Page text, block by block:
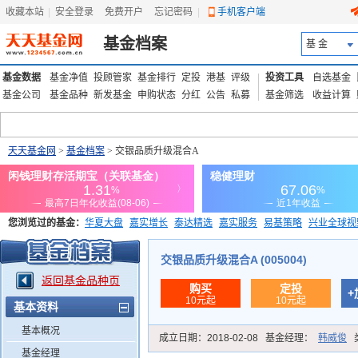
收藏本站 安全登录 免费开户 忘记密码 手机客户端
基金档案 基 金
基金数据 基金净值 投顾管家 基金排行 定投 港基 评级
基金公司
基金品种 新发基金 申购状态 分红 公告 私募
投资工具 自选基金
基金筛选
收益计算
天天基金网 > 基金档案 > 交银品质升级混合A
您浏览过的基金： 华夏大盘 嘉实增长 泰达精选 嘉实服务 易基策略 兴业全球
添富优势 华安宏利 上证180价值ETF
返回基金品种页
基本资料
基本概况
基金经理
交银品质升级混合A (005004)
购买
10元起
定投
10元起
+
成立日期： 2018-02-08 基金经理： 韩威俊